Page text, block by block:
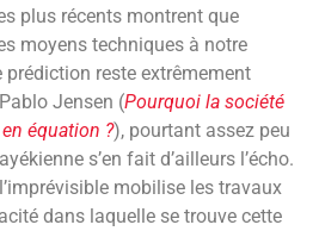
plus récents montrent que
moyens techniques à notre
reste extrêmement
Jensen (Pourquoi la société
équation ?), pourtant assez peu
s’en fait d’ailleurs l’écho.
mobilise les travaux
dans laquelle se trouve cette